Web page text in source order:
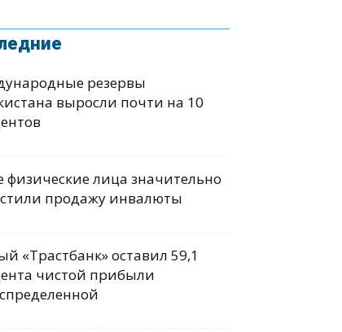
резервы
выросли почти на 10
физические лица значительно
продажу инвалюты
«Трастбанк» оставил 59,1
чистой прибыли